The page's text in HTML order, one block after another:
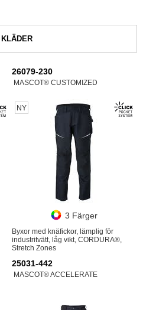
KLÄDER
26079-230
MASCOT® CUSTOMIZED
NY
3 Färger
Byxor med knäfickor, lämplig för
industritvätt, låg vikt, CORDURA®,
Stretch Zones
25031-442
MASCOT® ACCELERATE